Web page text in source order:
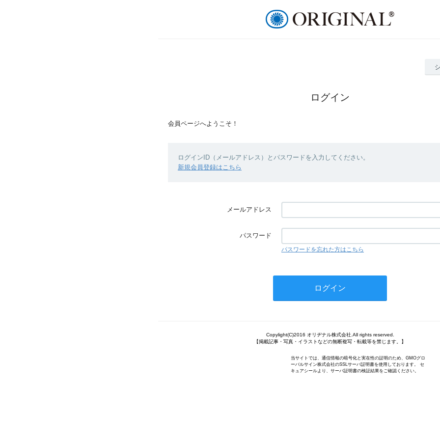
ログイン
会員ページへようこそ！
ログインID（メールアドレス）とパスワードを入力してください。
新規会員登録はこちら
メールアドレス
パスワード
パスワードを忘れた方はこちら
Copylight(C)2016 オリヂナル株式会社.All rights reserved.
【掲載記事・写真・イラストなどの無断複写・転載等を禁じます。】
当サイトでは、通信情報の暗号化と実在性の証明のため、GMOグロ
ーバルサイン株式会社のSSLサーバ証明書を使用しております。 セ
キュアシールより、サーバ証明書の検証結果をご確認ください。